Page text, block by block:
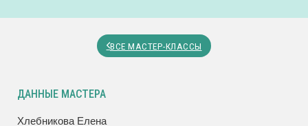
ВСЕ МАСТЕР-КЛАССЫ
ДАННЫЕ МАСТЕРА
Хлебникова Елена